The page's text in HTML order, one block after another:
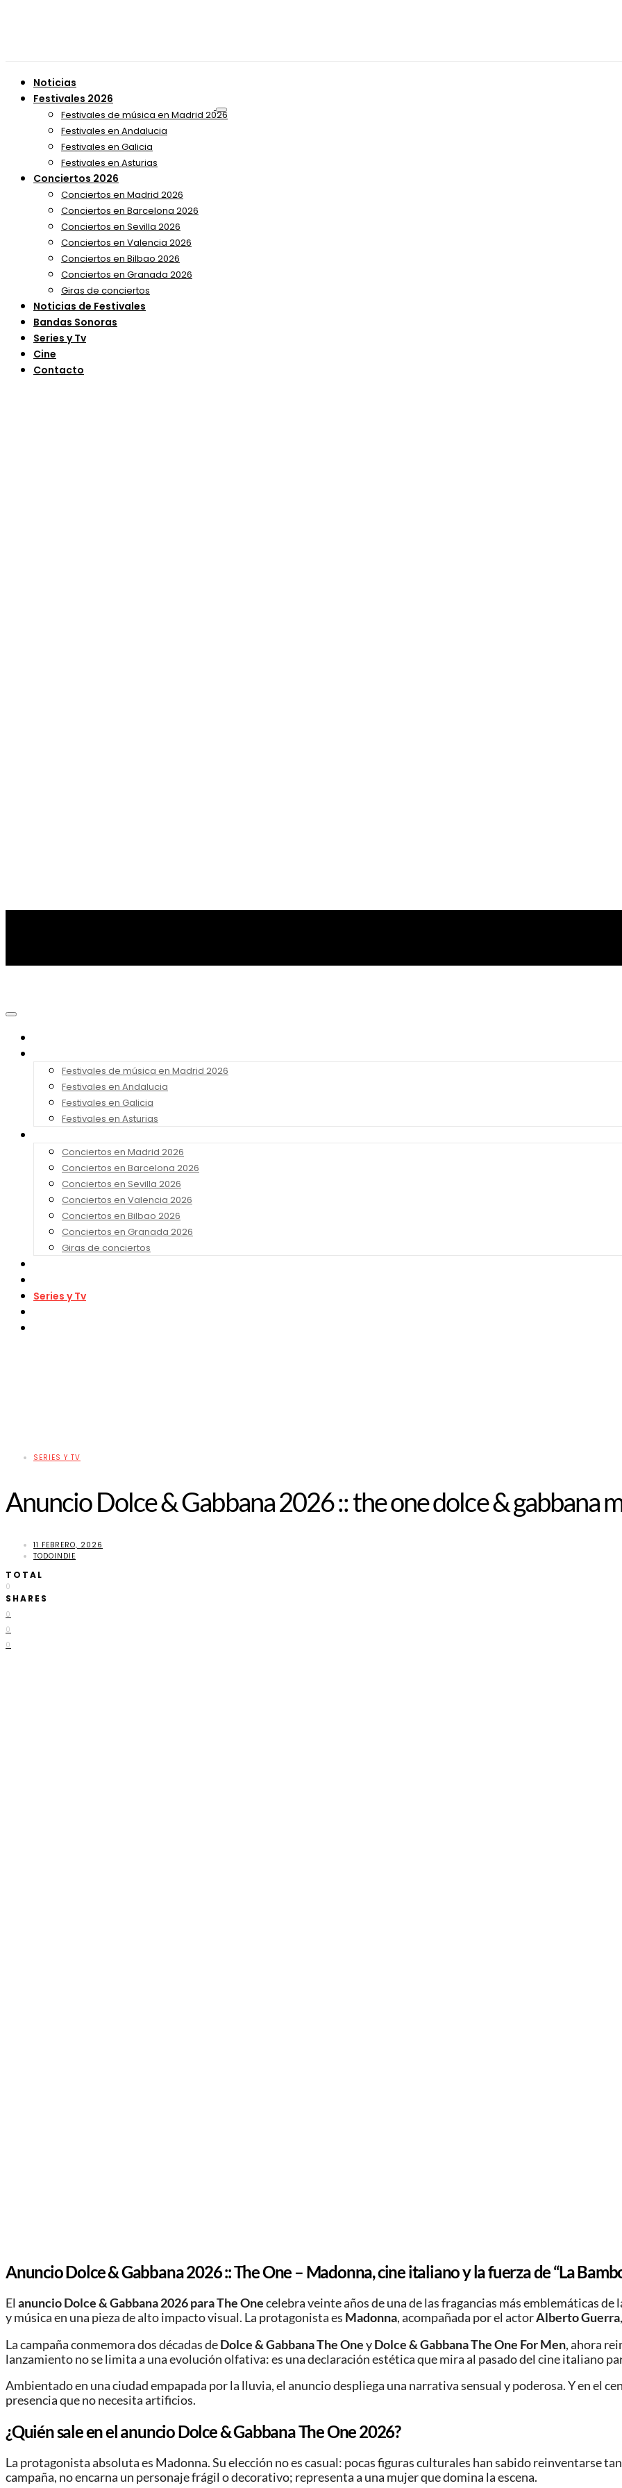
Noticias
Festivales 2026
Festivales de música en Madrid 2026
Festivales en Andalucia
Festivales en Galicia
Festivales en Asturias
Conciertos 2026
Conciertos en Madrid 2026
Conciertos en Barcelona 2026
Conciertos en Sevilla 2026
Conciertos en Valencia 2026
Conciertos en Bilbao 2026
Conciertos en Granada 2026
Giras de conciertos
Noticias de Festivales
Bandas Sonoras
Series y Tv
Cine
Contacto
Festivales de música en Madrid 2026
Festivales en Andalucia
Festivales en Galicia
Festivales en Asturias
Conciertos en Madrid 2026
Conciertos en Barcelona 2026
Conciertos en Sevilla 2026
Conciertos en Valencia 2026
Conciertos en Bilbao 2026
Conciertos en Granada 2026
Giras de conciertos
Series y Tv
SERIES Y TV
Anuncio Dolce & Gabbana 2026 :: the one dolce & gabbana
11 FEBRERO, 2026
TODOINDIE
TOTAL
0
SHARES
0
0
0
Anuncio Dolce & Gabbana 2026 :: The One – Madonna, cine italiano y la fuerza de “La
El anuncio Dolce & Gabbana 2026 para The Onecelebra veinte años de una de las fragancias más emblemáticas
y música en una pieza de alto impacto visual. La protagonista es Madonna, acompañada por el actorAlberto Guerra
La campaña conmemora dos décadas deDolce & Gabbana The OneyDolce & Gabbana The One For Men, ahora
lanzamiento no se limita a una evolución olfativa: es una declaración estética que mira al pasado del cine italiano
Ambientado en una ciudad empapada por la lluvia, el anuncio despliega una narrativa sensual y poderosa. Y en el
presencia que no necesita artificios.
¿Quién sale en el anuncio Dolce & Gabbana The One 2026?
La protagonista absoluta es Madonna. Su elección no es casual: pocas figuras culturales han sabido reinventarse
campaña, no encarna un personaje frágil o decorativo; representa a una mujer que domina la escena.